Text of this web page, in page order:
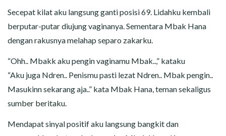
Secepat kilat aku langsung ganti posisi 69. Lidahku kembali
berputar-putar diujung vaginanya. Sementara Mbak Hana
dengan rakusnya melahap separo zakarku.
“Ohh.. Mbakk aku pengin vaginamu Mbak..,” kataku
“Aku juga Ndren.. Penismu pasti lezat Ndren.. Mbak pengin..
Masukinn sekarang aja..” kata Mbak Hana, teman sekaligus
sumber beritaku.
Mendapat sinyal positif aku langsung bangkit dan